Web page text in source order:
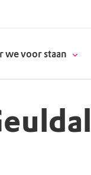
we voor staan